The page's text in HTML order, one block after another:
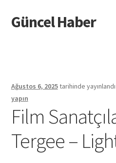
Dolaşıma
geç
İçeriğe
geç
Güncel Haber
Ağustos 6, 2025tarihinde yayınlandı
yapın
Film
Tergee –